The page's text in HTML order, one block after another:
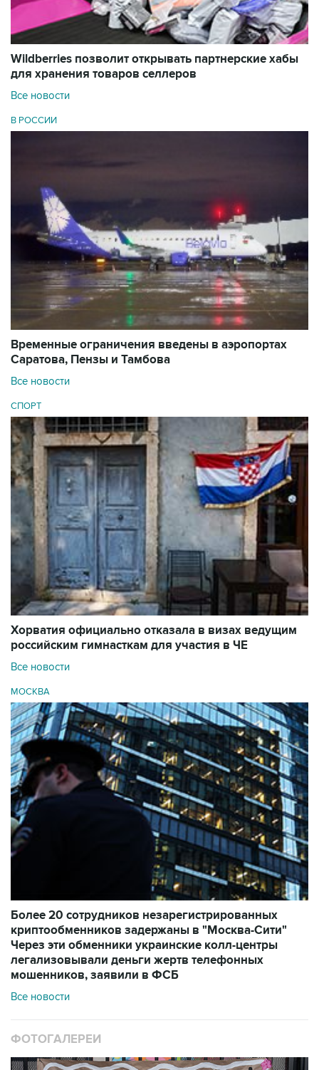
Wildberries позволит открывать партнерские хабы
для хранения товаров селлеров
Все новости
В РОССИИ
Временные ограничения введены в аэропортах
Саратова, Пензы и Тамбова
Все новости
СПОРТ
Хорватия официально отказала в визах ведущим
российским гимнасткам для участия в ЧЕ
Все новости
МОСКВА
Более 20 сотрудников незарегистрированных
криптообменников задержаны в "Москва-Сити"
Через эти обменники украинские колл-центры
легализовывали деньги жертв телефонных
мошенников, заявили в ФСБ
Все новости
ФОТОГАЛЕРЕИ